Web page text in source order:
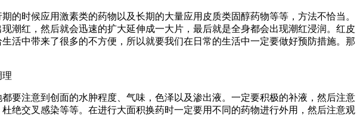
时候应用激素类的药物以及长期的大量应用皮质类固醇药物等等，方法不恰当。
潮红，然后就会迅速的扩大延伸成一大片，最后就是全身都会出现潮红浸润。红皮
活中带来了很多的不方便，所以就要我们在日常的生活中一定要做好预防措施。那
要注意到创面的水肿程度、气味，色泽以及渗出液。一定要积极的补液，然后注意
绝交叉感染等等。在进行大面积换药时一定要用不同的药物进行外用，然后注意观